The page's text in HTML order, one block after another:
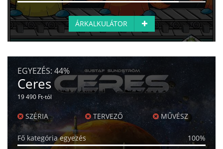
ÁRKALKULÁTOR
EGYEZÉS: 44%
Ceres
19 490 Ft-tól
SZÉRIA TERVEZŐ MŰVÉSZ
Fő kategória egyezés 100%